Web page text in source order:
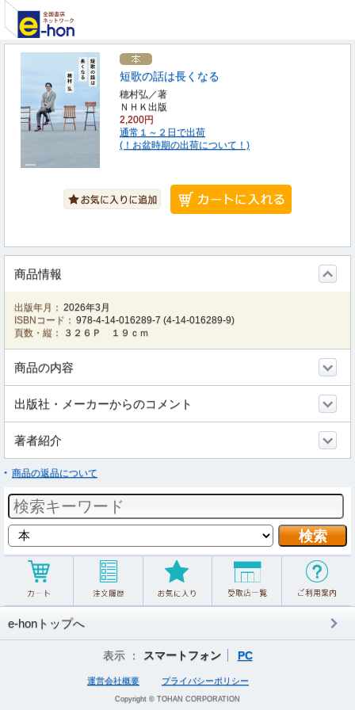
短歌の話は長くなる
穂村弘／著
ＮＨＫ出版
2,200円
通常１～２日で出荷
(！お盆時期の出荷について！)
商品情報
出版年月： 2026年3月
ISBNコード： 978-4-14-016289-7 (4-14-016289-9)
頁数・縦：
３２６Ｐ １９ｃｍ
商品の内容
出版社・メーカーからのコメント
著者紹介
商品の返品について
e-honトップへ
表示 ： スマートフォン PC
運営会社概要 プライバシーポリシー
Copyright © TOHAN CORPORATION